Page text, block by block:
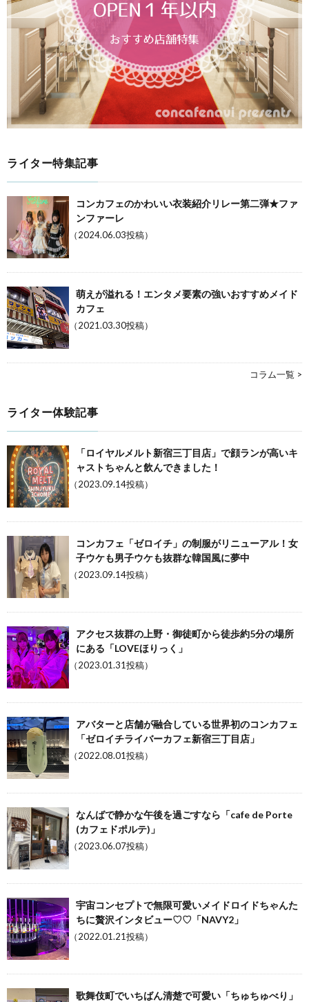
ライター特集記事
コンカフェのかわいい衣装紹介リレー第二弾★ファ
ンファーレ
（2024.06.03投稿）
萌えが溢れる！エンタメ要素の強いおすすめメイド
カフェ
（2021.03.30投稿）
コラム一覧 >
ライター体験記事
「ロイヤルメルト新宿三丁目店」で顔ランが高いキ
ャストちゃんと飲んできました！
（2023.09.14投稿）
コンカフェ「ゼロイチ」の制服がリニューアル！女
子ウケも男子ウケも抜群な韓国風に夢中
（2023.09.14投稿）
アクセス抜群の上野・御徒町から徒歩約5分の場所
にある「LOVEほりっく」
（2023.01.31投稿）
アバターと店舗が融合している世界初のコンカフェ
「ゼロイチライバーカフェ新宿三丁目店」
（2022.08.01投稿）
なんばで静かな午後を過ごすなら「cafe de Porte
(カフェドポルテ)」
（2023.06.07投稿）
宇宙コンセプトで無限可愛いメイドロイドちゃんた
ちに贅沢インタビュー♡♡「NAVY2」
（2022.01.21投稿）
歌舞伎町でいちばん清楚で可愛い「ちゅちゅべり」